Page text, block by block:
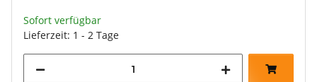
Sofort verfügbar
Lieferzeit: 1 - 2 Tage